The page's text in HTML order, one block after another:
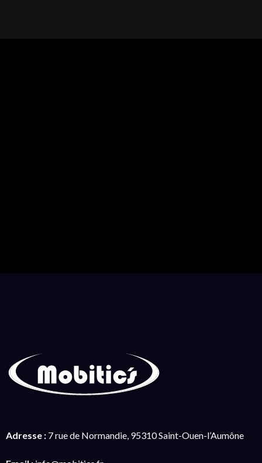
Adresse : 7 rue de Normandie, 95310 Saint-Ouen-l’Aumône